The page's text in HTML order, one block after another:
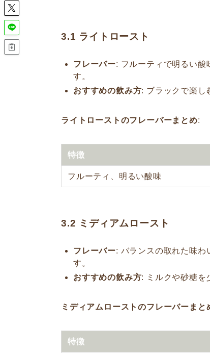
3.1 ライトロースト
フレーバー: フルーティで明るい酸
す。
おすすめの飲み方: ブラックで楽し
ライトローストのフレーバーまとめ:
特徴
フルーティ、明るい酸味
3.2 ミディアムロースト
フレーバー: バランスの取れた味わ
す。
おすすめの飲み方: ミルクや砂糖を
ミディアムローストのフレーバーまと
特徴